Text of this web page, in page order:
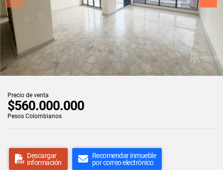
Precio de venta
$560.000.000
Pesos Colombianos
Descargar
información
Recomendar inmueble
por correo electrónico